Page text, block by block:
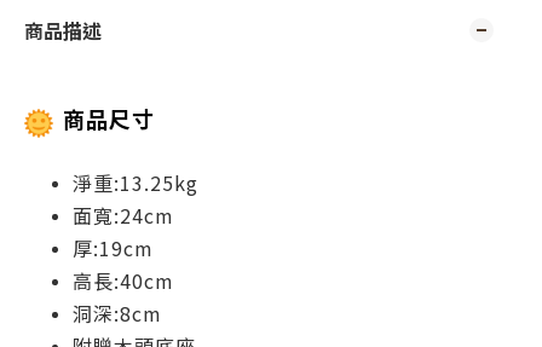
商品描述
商品尺寸
淨重:13.25kg
面寬:24cm
厚:19cm
高長:40cm
洞深:8cm